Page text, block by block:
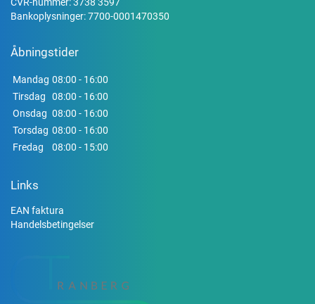
Bankoplysninger: 7700-0001470350
Åbningstider
Mandag 08:00 - 16:00
Tirsdag
08:00 - 16:00
Onsdag 08:00 - 16:00
Torsdag 08:00 - 16:00
Fredag
08:00 - 15:00
Links
EAN faktura
Handelsbetingelser